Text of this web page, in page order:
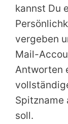
kannst Du
vergeben
Mail-
Antworten
Spitzname
soll.